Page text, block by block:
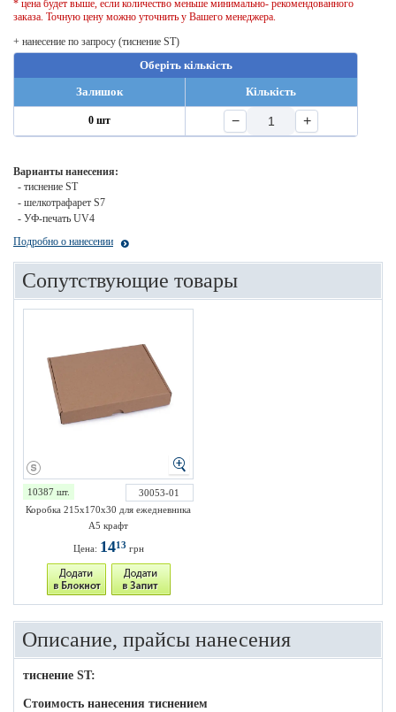
* цена будет выше, если количество меньше минимально- рекомендованного
заказа. Точную цену можно уточнить у Вашего менеджера.
+ нанесение по запросу (тиснение ST)
Оберіть кількість
Залишок
Кількість
0 шт − +
Варианты нанесения:
- тиснение ST
- шелкотрафарет S7
- УФ-печать UV4
Подробно о нанесении
Сопутствующие товары
10387 шт.
30053-01
Коробка 215х170х30 для ежедневника
А5 крафт
Цена: 1413 грн
Описание, прайсы нанесения
тиснение ST:
Стоимость нанесения тиснением